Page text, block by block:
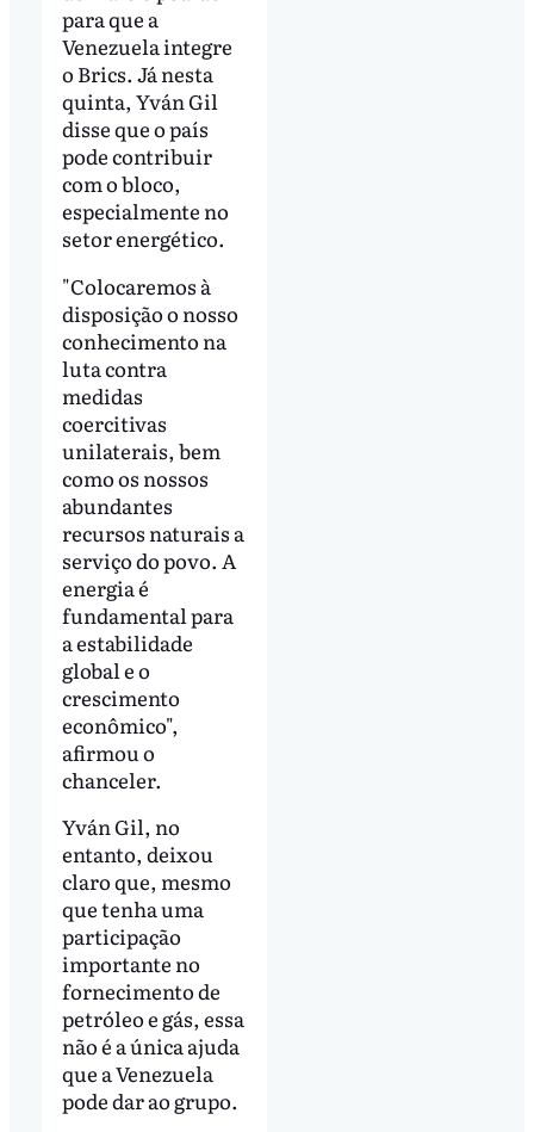
para que a
Venezuela integre
o Brics. Já nesta
quinta, Yván Gil
disse que o país
pode contribuir
com o bloco,
especialmente no
setor energético.
"Colocaremos à
disposição o nosso
conhecimento na
luta contra
medidas
coercitivas
unilaterais, bem
como os nossos
abundantes
recursos naturais a
serviço do povo. A
energia é
fundamental para
a estabilidade
global e o
crescimento
econômico",
afirmou o
chanceler.
Yván Gil, no
entanto, deixou
claro que, mesmo
que tenha uma
participação
importante no
fornecimento de
petróleo e gás, essa
não é a única ajuda
que a Venezuela
pode dar ao grupo.